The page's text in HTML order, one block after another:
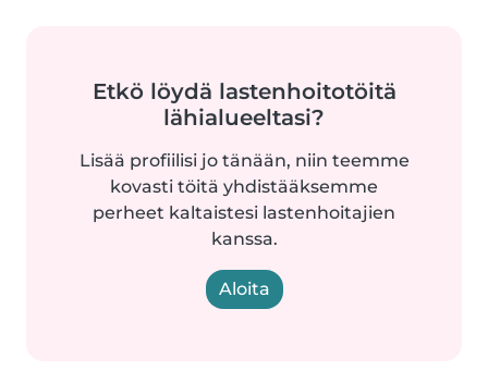
Etkö löydä lastenhoitotöitä
lähialueeltasi?
Lisää profiilisi jo tänään, niin teemme
kovasti töitä yhdistääksemme
perheet kaltaistesi lastenhoitajien
kanssa.
Aloita